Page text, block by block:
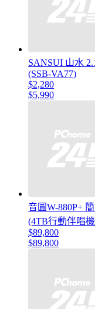
SANSUI 山水
(SSB-VA77)
$2,280
$5,990
音圓W-880P+
(4TB行動伴唱
$89,800
$89,800